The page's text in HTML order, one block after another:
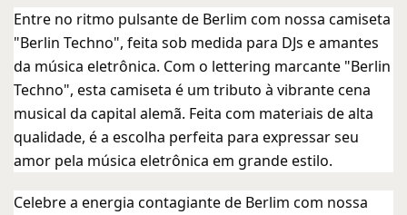
Entre no ritmo pulsante de Berlim com nossa camiseta
"Berlin Techno", feita sob medida para DJs e amantes
da música eletrônica. Com o lettering marcante "Berlin
Techno", esta camiseta é um tributo à vibrante cena
musical da capital alemã. Feita com materiais de alta
qualidade, é a escolha perfeita para expressar seu
amor pela música eletrônica em grande estilo.
Celebre a energia contagiante de Berlim com nossa